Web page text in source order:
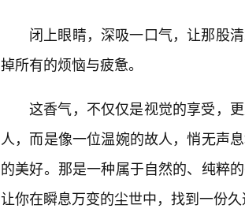
闭上眼睛，深吸一口气，让那股
掉所有的烦恼与疲惫。
这香气，不仅仅是视觉的享受，
人，而是像一位温婉的故人，悄无声
的美好。那是一种属于自然的、纯粹
让你在瞬息万变的尘世中，找到一份久